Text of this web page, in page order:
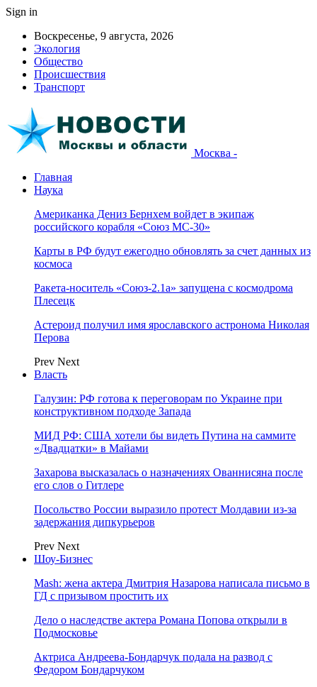
Sign in
Воскресенье, 9 августа, 2026
Экология
Общество
Происшествия
Транспорт
Москва -
Главная
Наука
Американка Дениз Бернхем войдет в экипаж
российского корабля «Союз МС-30»
Карты в РФ будут ежегодно обновлять за счет данных из
космоса
Ракета-носитель «Союз-2.1а» запущена с космодрома
Плесецк
Астероид получил имя ярославского астронома Николая
Перова
Prev Next
Власть
Галузин: РФ готова к переговорам по Украине при
конструктивном подходе Запада
МИД РФ: США хотели бы видеть Путина на саммите
«Двадцатки» в Майами
Захарова высказалась о назначениях Ованнисяна после
его слов о Гитлере
Посольство России выразило протест Молдавии из-за
задержания дипкурьеров
Prev Next
Шоу-Бизнес
Mash: жена актера Дмитрия Назарова написала письмо в
ГД с призывом простить их
Дело о наследстве актера Романа Попова открыли в
Подмосковье
Актриса Андреева-Бондарчук подала на развод с
Федором Бондарчуком